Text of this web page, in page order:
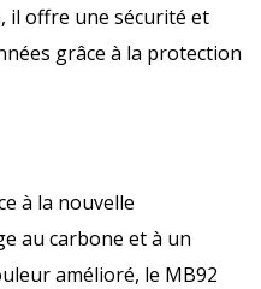
il offre une sécurité et
grâce à la protection
à la nouvelle
au carbone et à un
amélioré, le MB92